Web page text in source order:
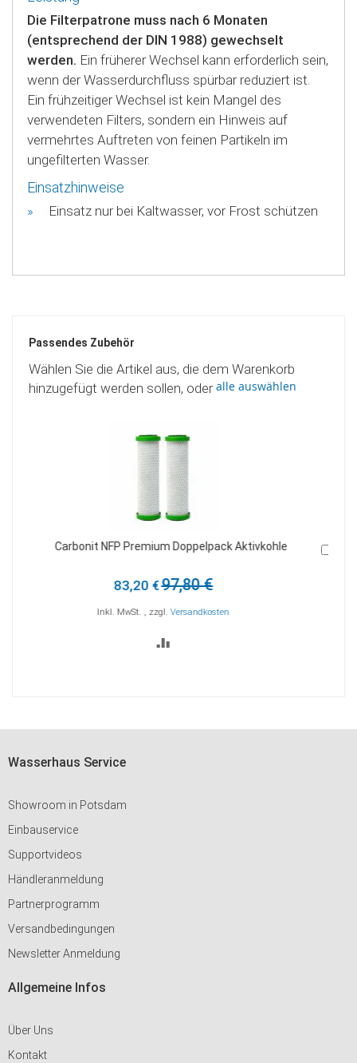
Die Filterpatrone muss nach 6 Monaten
(entsprechend der DIN 1988) gewechselt
werden. Ein früherer Wechsel kann erforderlich sein,
wenn der Wasserdurchfluss spürbar reduziert ist.
Ein frühzeitiger Wechsel ist kein Mangel des
verwendeten Filters, sondern ein Hinweis auf
vermehrtes Auftreten von feinen Partikeln im
ungefilterten Wasser.
Einsatzhinweise
Einsatz nur bei Kaltwasser, vor Frost schützen
Passendes Zubehör
Wählen Sie die Artikel aus, die dem Warenkorb
hinzugefügt werden sollen, oderalle auswählen
IFP Puro Carbonit Aktivkohlefilter mit Mikrofiltration
85,90 €
Inkl. MwSt.,zzgl.Versandkosten
Wasserhaus Service
Showroom in Potsdam
Einbauservice
Supportvideos
Händleranmeldung
Partnerprogramm
Versandbedingungen
Newsletter Anmeldung
Allgemeine Infos
Über Uns
Kontakt